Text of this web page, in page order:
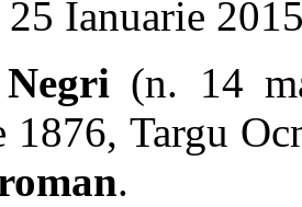
Ianuarie
(n. 14
1876, Targu
.